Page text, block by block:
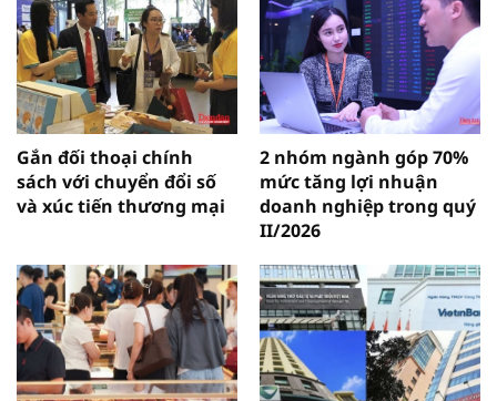
Gắn đối thoại chính
sách với chuyển đổi số
và xúc tiến thương mại
2 nhóm ngành góp 70%
mức tăng lợi nhuận
doanh nghiệp trong quý
II/2026